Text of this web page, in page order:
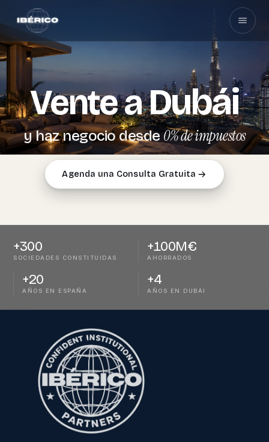
Vente aDubái
y haz negocio desde0% de impuestos
Agenda una Consulta Gratuita
+300
SOCIEDADES CONSTITUIDAS
+100M€
AHORRADOS
+20
AÑOS EN ESPAÑA
+4
AÑOS EN DUBÁI